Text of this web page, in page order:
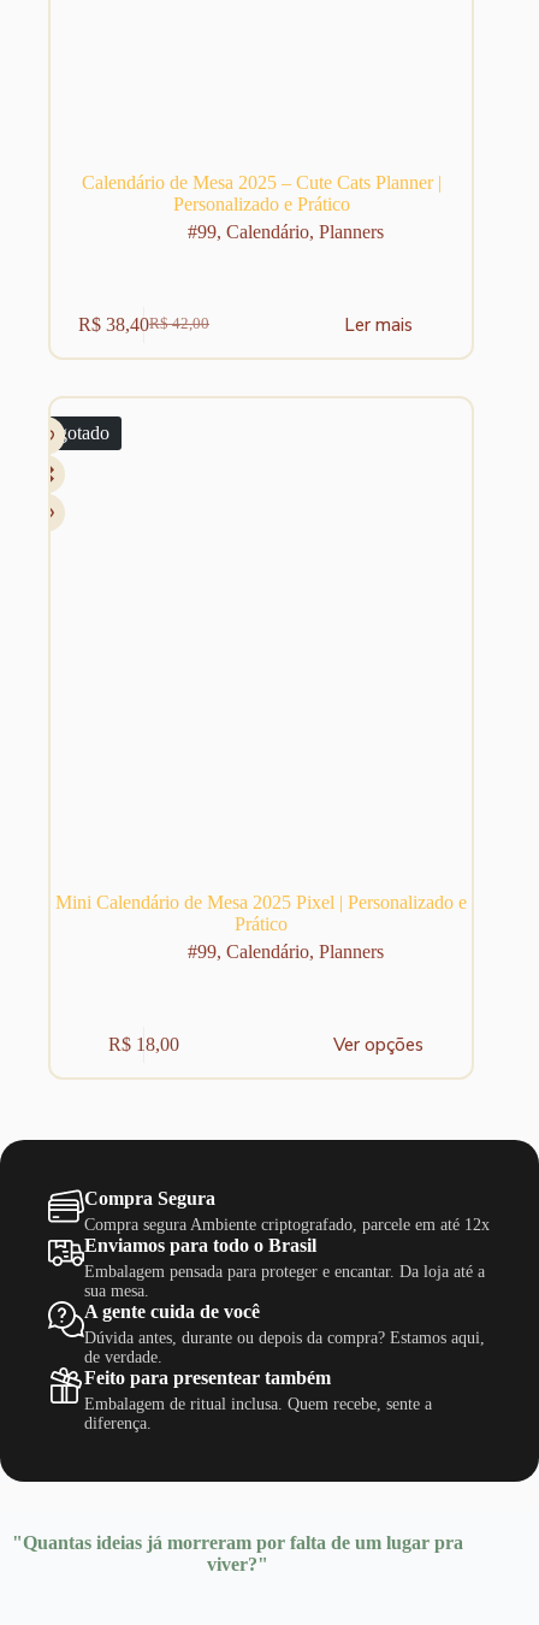
Calendário de Mesa 2025 – Cute Cats Planner |
Personalizado e Prático
#99, Calendário, Planners
R$42,00
O
preço
era:
R$ 38,40O
preço
é:
Ler mais
Esgotado
Mini Calendário de Mesa 2025 Pixel | Personalizado e
Prático
#99, Calendário, Planners
R$ 18,00 Ver opções
tem
As
ser
escolhidas
na
página
produto
Compra Segura
Compra segura Ambiente criptografado, parcele em até 12x
Enviamos para todo o Brasil
Embalagem pensada para proteger e encantar. Da loja até a
sua mesa.
A gente cuida de você
Dúvida antes, durante ou depois da compra? Estamos aqui,
de verdade.
Feito para presentear também
Embalagem de ritual inclusa. Quem recebe, sente a
diferença.
"Quantas ideias já morreram por falta de um lugar pra
viver?"